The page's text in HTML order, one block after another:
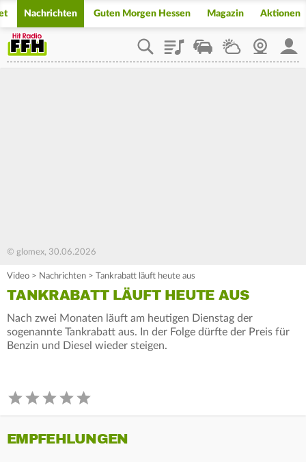
Nachrichten Guten Morgen Hessen Magazin Aktionen
PlaylistStaupilotWetterWebcam
© glomex, 30.06.2026
Video > Nachrichten > Tankrabatt läuft heute aus
TANKRABATT LÄUFT HEUTE AUS
Nach zwei Monaten läuft am heutigen Dienstag der
sogenannte Tankrabatt aus. In der Folge dürfte der Preis für
Benzin und Diesel wieder steigen.
EMPFEHLUNGEN